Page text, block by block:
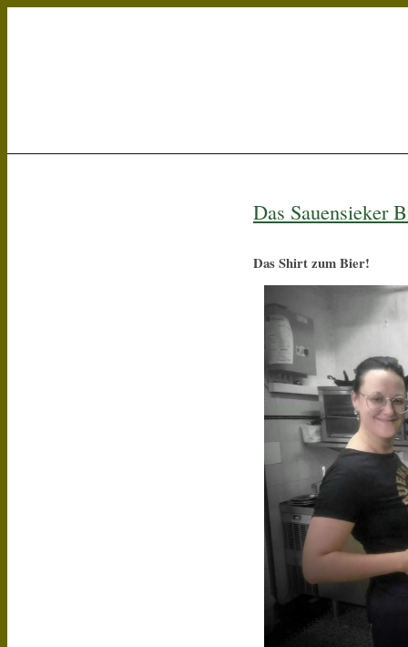
Das Sauensieker
Das Shirt zum Bier!